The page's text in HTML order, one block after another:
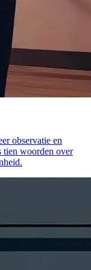
observatie en
tien woorden over